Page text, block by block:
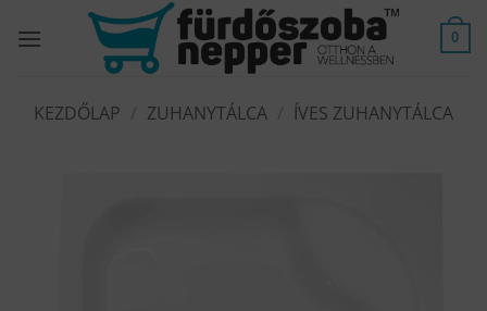
0
KEZDŐLAP ZUHANYTÁLCA ÍVES ZUHANYTÁLCA